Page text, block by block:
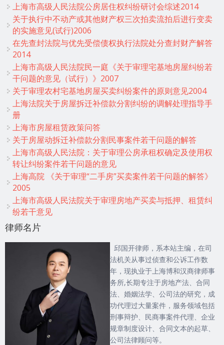
上海市高级人民法院公房居住权纠纷研讨会综述2014
关于执行中不动产或其他财产权三次拍卖流拍后进行变卖
的实施意见(试行)2006
在先查封法院与优先受偿债权执行法院处分查封财产解答
2014
上海市高级人民法院民一庭《关于审理宅基地房屋纠纷若
干问题的意见（试行）》2007
关于审理农村宅基地房屋买卖纠纷案件的原则意见2004
上海法院关于房屋拆迁补偿款分割纠纷的调解处理指导手
册
上海市房屋租赁政策问答
关于房屋动拆迁补偿款分割民事案件若干问题的解答
上海市高级人民法院：关于审理公房承租权确定及使用权
转让纠纷案件若干问题的意见
上海高院 《关于审理“二手房”买卖案件若干问题的解答》
2005
上海市高级人民法院关于审理房地产买卖与抵押、租赁纠
纷若干意见
律师名片
邱国开律师，系本站主编，在司
法机关从事过侦查和公诉工作数
年，现执业于上海博和汉商律师事
务所,长期专注于房地产法、合同
法、婚姻法学、公司法的研究，成
功代理过大量案件，服务领域包括
刑事辩护、民商事案件代理、企业
规章制度设计、合同文本的起草、
公司法律顾问等。